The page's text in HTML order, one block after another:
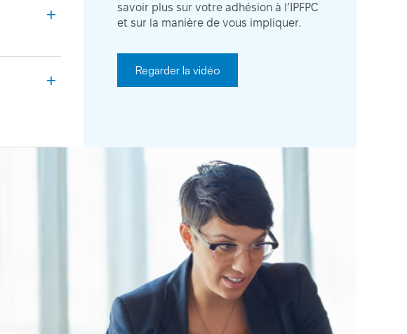
+
+
savoir plus sur votre adhésion à l’IPFPC
et sur la manière de vous impliquer.
Regarder la vidéo